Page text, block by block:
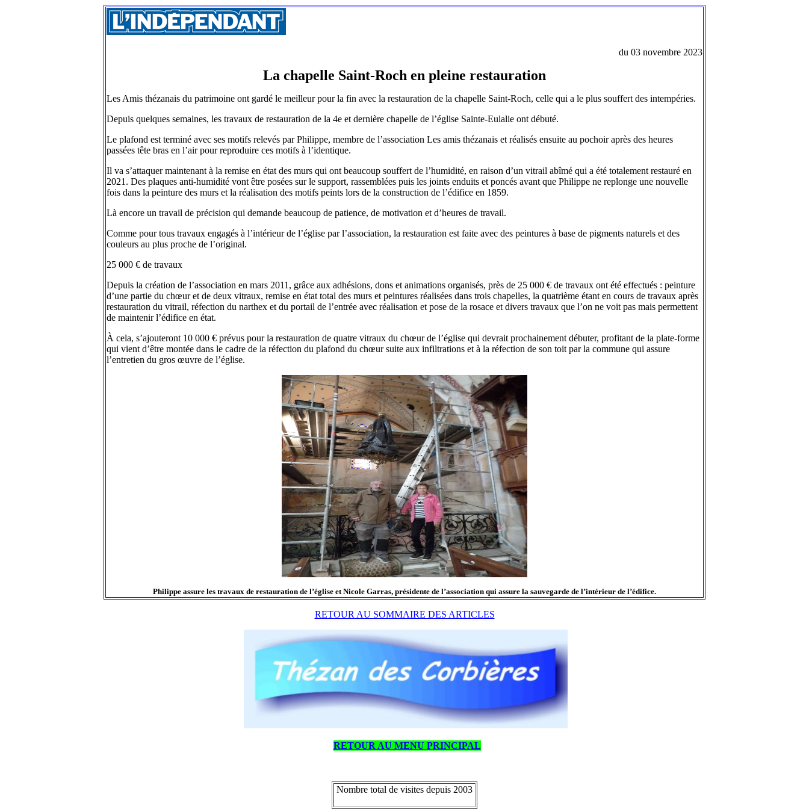
du 03 novembre 2023
La chapelle Saint-Roch en pleine restauration
Les Amis thézanais du patrimoine ont gardé le meilleur pour la fin avec la restauration de la chapelle Saint-Roch, celle qui a le plus souffert des intempéries.
Depuis quelques semaines, les travaux de restauration de la 4e et dernière chapelle de l’église Sainte-Eulalie ont débuté.
Le plafond est terminé avec ses motifs relevés par Philippe, membre de l’association Les amis thézanais et réalisés ensuite au pochoir après des heures
passées tête bras en l’air pour reproduire ces motifs à l’identique.
Il va s’attaquer maintenant à la remise en état des murs qui ont beaucoup souffert de l’humidité, en raison d’un vitrail abîmé qui a été totalement restauré en
2021. Des plaques anti-humidité vont être posées sur le support, rassemblées puis les joints enduits et poncés avant que Philippe ne replonge une nouvelle
fois dans la peinture des murs et la réalisation des motifs peints lors de la construction de l’édifice en 1859.
Là encore un travail de précision qui demande beaucoup de patience, de motivation et d’heures de travail.
Comme pour tous travaux engagés à l’intérieur de l’église par l’association, la restauration est faite avec des peintures à base de pigments naturels et des
couleurs au plus proche de l’original.
25 000 € de travaux
Depuis la création de l’association en mars 2011, grâce aux adhésions, dons et animations organisés, près de 25 000 € de travaux ont été effectués : peinture
d’une partie du chœur et de deux vitraux, remise en état total des murs et peintures réalisées dans trois chapelles, la quatrième étant en cours de travaux après
restauration du vitrail, réfection du narthex et du portail de l’entrée avec réalisation et pose de la rosace et divers travaux que l’on ne voit pas mais permettent
de maintenir l’édifice en état.
À cela, s’ajouteront 10 000 € prévus pour la restauration de quatre vitraux du chœur de l’église qui devrait prochainement débuter, profitant de la plate-forme
qui vient d’être montée dans le cadre de la réfection du plafond du chœur suite aux infiltrations et à la réfection de son toit par la commune qui assure
l’entretien du gros œuvre de l’église.
Philippe assure les travaux de restauration de l’église et Nicole Garras, présidente de l’association qui assure la sauvegarde de l’intérieur de l’édifice.
RETOUR AU SOMMAIRE DES ARTICLES
RETOUR AU MENU PRINCIPAL
Nombre total de visites depuis 2003